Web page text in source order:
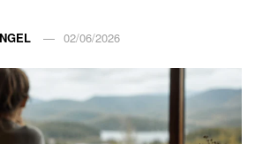
02/06/2026